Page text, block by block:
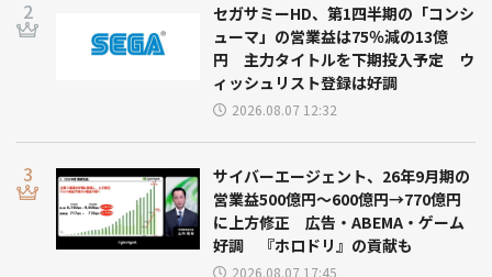
セガサミーHD、第1四半期の「コンシ
ューマ」の営業益は75％減の13億
円 主力タイトルを下期投入予定 ウ
ィッシュリスト登録は好調
2026.08.07 12:32
サイバーエージェント、26年9月期の
営業益500億円～600億円→770億円
に上方修正 広告・ABEMA・ゲーム
好調 『ホロドリ』の貢献も
2026.08.07 17:45